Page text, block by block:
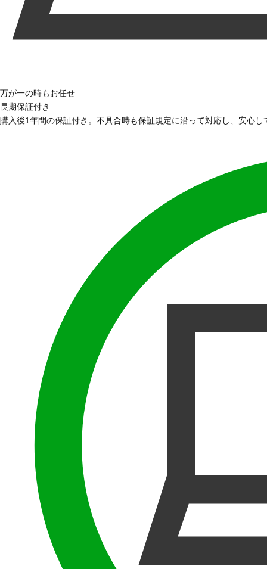
万が一の時もお任せ
長期保証付き
購入後1年間の保証付き。不具合時も保証規定に沿って対応し、安心